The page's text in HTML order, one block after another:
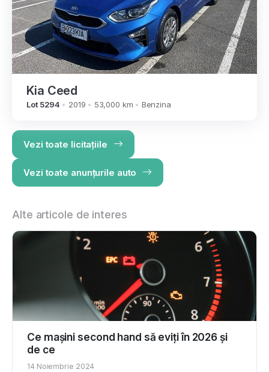
Kia Ceed
Lot 5294 2019 53,000 km Benzina
Vezi toate licitațiile
Vezi toate anunțurile auto
Alte articole de interes
Ce mașini second hand să eviți în 2026 și
de ce
14 Noiembrie 2024